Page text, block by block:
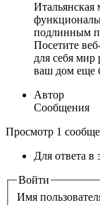
Итальянская
подлинным
Посетите
для себя мир
ваш дом еще
Автор
Сообщения
Просмотр 1
Для ответа в
Войти
Имя